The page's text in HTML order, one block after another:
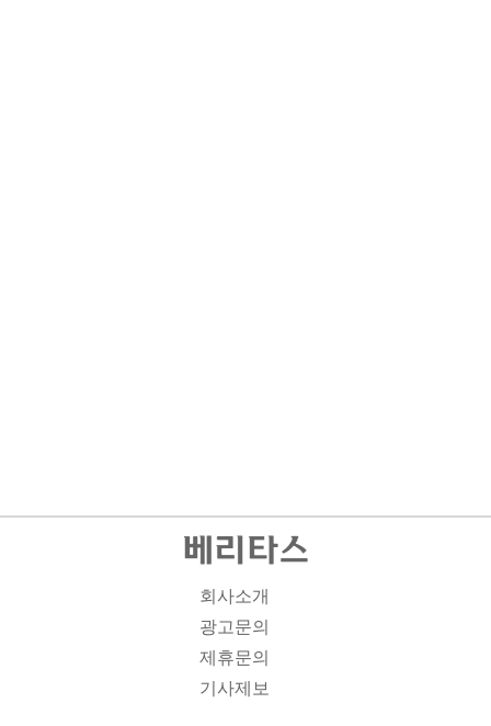
회사소개
광고문의
제휴문의
기사제보